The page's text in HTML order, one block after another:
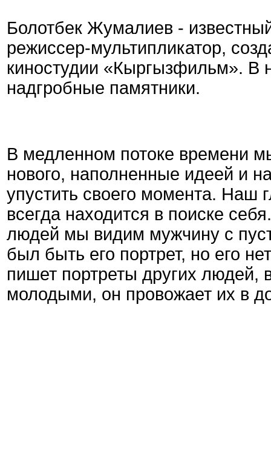
Болотбек Жумалиев -
режиссер-мультипликатор,
киностудии «Кыргызфильм». В
надгробные памятники.
В медленном потоке времени
нового, наполненные идеей и
упустить своего момента. Наш
всегда находится в поиске
людей мы видим мужчину с
был быть его портрет, но его
пишет портреты других людей,
молодыми, он провожает их в